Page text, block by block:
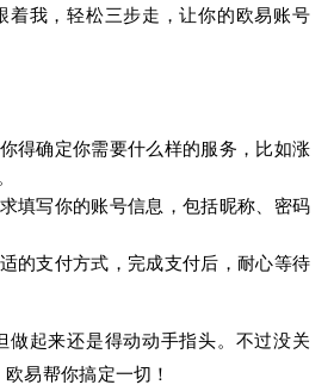
着我，轻松三步走，让你的欧易账号
得确定你需要什么样的服务，比如涨
填写你的账号信息，包括昵称、密码
的支付方式，完成支付后，耐心等待
做起来还是得动动手指头。不过没关
易帮你搞定一切！